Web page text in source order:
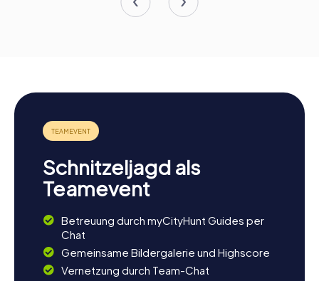
Schnitzeljagd als
Teamevent
Betreuung durch myCityHunt Guides per
Chat
Gemeinsame Bildergalerie und Highscore
Vernetzung durch Team-Chat